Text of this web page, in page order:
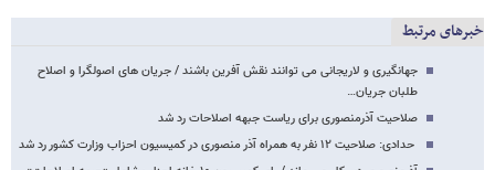
خبرهای مرتبط
جهانگیری و لاریجانی می توانند نقش آفرین باشند / جریان های اصولگرا و اصلاح
طلبان جریان…
صلاحیت آذرمنصوری برای ریاست جبهه اصلاحات رد شد
حدادی: صلاحیت ۱۲ نفر به همراه آذر منصوری در کمیسیون احزاب وزارت کشور رد شد